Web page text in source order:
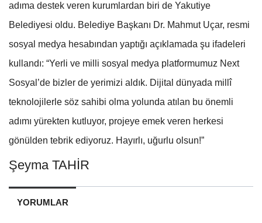
adıma destek veren kurumlardan biri de Yakutiye
Belediyesi oldu. Belediye Başkanı Dr. Mahmut Uçar, resmi
sosyal medya hesabından yaptığı açıklamada şu ifadeleri
kullandı: “Yerli ve milli sosyal medya platformumuz Next
Sosyal’de bizler de yerimizi aldık. Dijital dünyada millî
teknolojilerle söz sahibi olma yolunda atılan bu önemli
adımı yürekten kutluyor, projeye emek veren herkesi
gönülden tebrik ediyoruz. Hayırlı, uğurlu olsun!”
Şeyma TAHİR
YORUMLAR